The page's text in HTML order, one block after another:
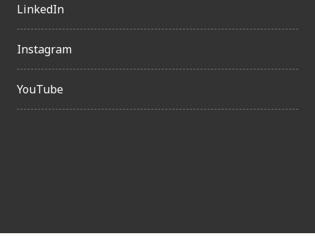
LinkedIn
Instagram
YouTube